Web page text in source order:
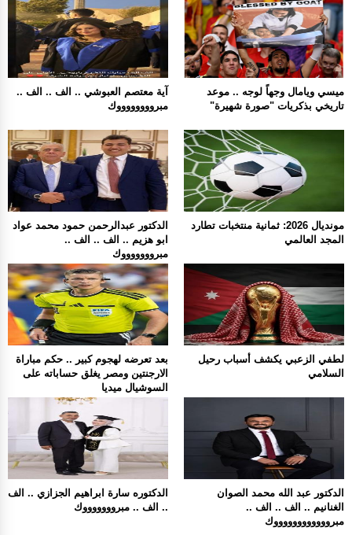
آية معتصم العبوشي .. الف .. الف ..
مبرووووووووك
ميسي ويامال وجهاً لوجه .. موعد
تاريخي بذكريات "صورة شهيرة"
الدكتور عبدالرحمن حمود محمد عواد
ابو هزيم .. الف .. الف ..
مبروووووووك
مونديال 2026: ثمانية منتخبات تطارد
المجد العالمي
بعد تعرضه لهجوم كبير .. حكم مباراة
الارجنتين ومصر يغلق حساباته على
السوشيال ميديا
لطفي الزعبي يكشف أسباب رحيل
السلامي
الدكتوره سارة ابراهيم الجزازي .. الف
.. الف .. مبروووووووك
الدكتور عبد الله محمد الصوان
الغنانيم .. الف .. الف ..
مبرووووووووووووك